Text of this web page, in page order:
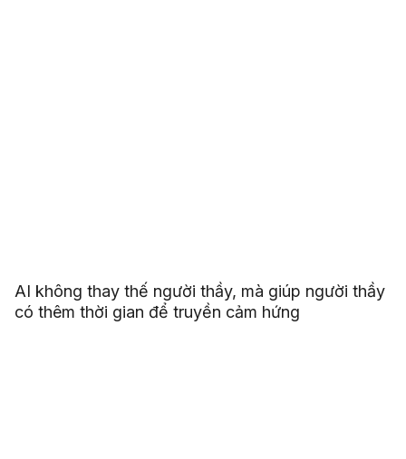
AI không thay thế người thầy, mà giúp người thầy
có thêm thời gian để truyền cảm hứng